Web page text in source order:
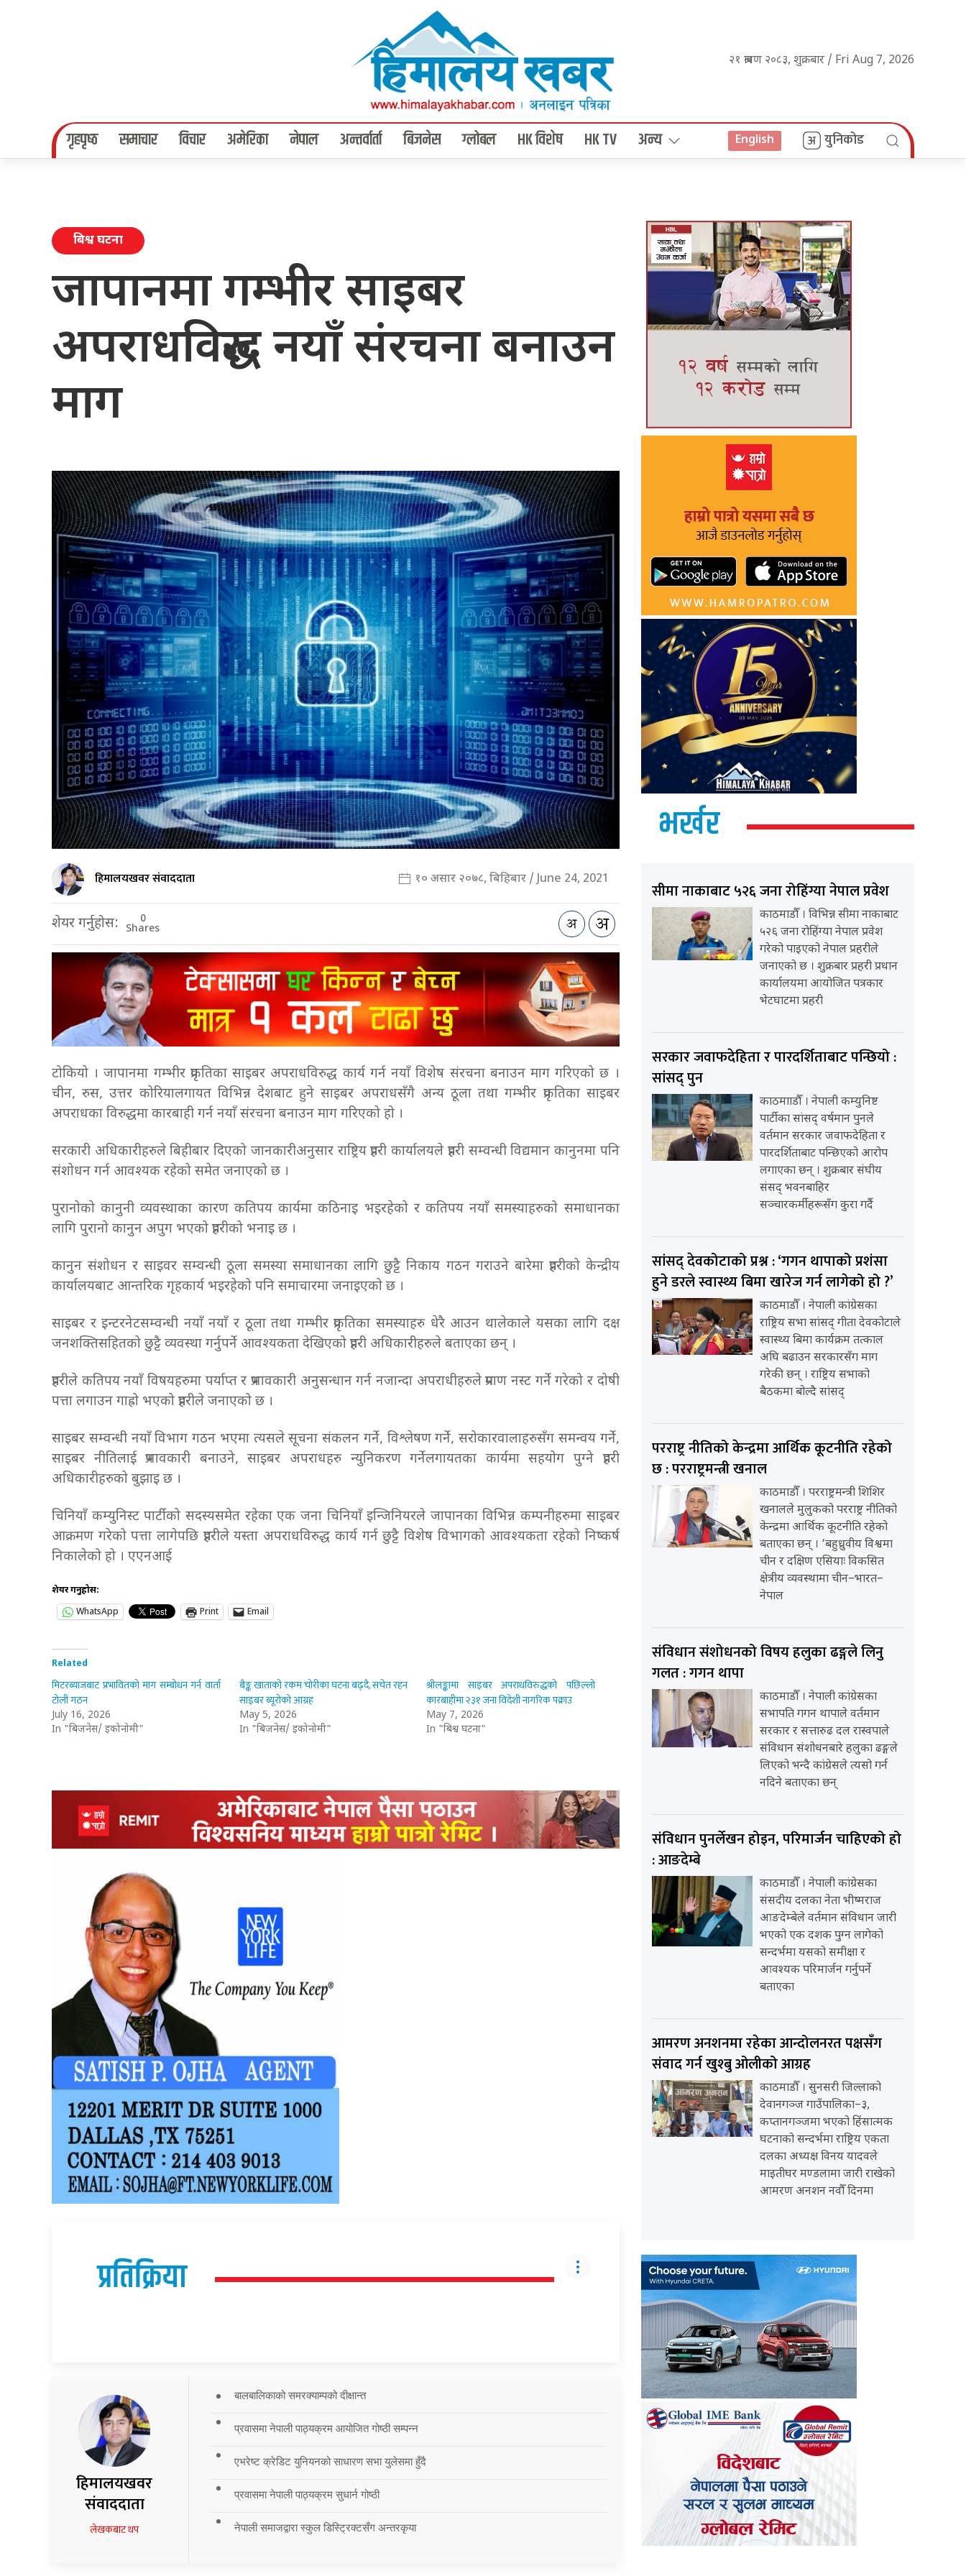
२१ श्रावण २०८३, शुक्रबार / Fri Aug 7, 2026
गृहपृष्‍ठ समाचार विचार अमेरिका नेपाल अन्तर्वार्ता बिजनेस ग्लोबल HK विशेष HK TV अन्य English युनिकोड
बिश्व घटना
जापानमा गम्भीर साइबर
अपराधविरुद्ध नयाँ संरचना बनाउन
माग
हिमालयखवर संवाददाता १० असार २०७८, बिहिबार / June 24, 2021
शेयर गर्नुहोस: 0
Shares
टोकियो । जापानमा गम्भीर प्रकृतिका साइबर अपराधविरुद्ध कार्य गर्न नयाँ विशेष संरचना बनाउन माग गरिएको छ ।
चीन, रुस, उत्तर कोरियालगायत विभिन्न देशबाट हुने साइबर अपराधसँगै अन्य ठूला तथा गम्भीर प्रकृतिका साइबर
अपराधका विरुद्धमा कारबाही गर्न नयाँ संरचना बनाउन माग गरिएको हो ।
सरकारी अधिकारीहरुले बिहीबार दिएको जानकारीअनुसार राष्ट्रिय प्रहरी कार्यालयले प्रहरी सम्वन्धी विद्यमान कानुनमा पनि
संशोधन गर्न आवश्यक रहेको समेत जनाएको छ ।
पुरानोको कानुनी व्यवस्थाका कारण कतिपय कार्यमा कठिनाइ भइरहेको र कतिपय नयाँ समस्याहरुको समाधानका
लागि पुरानो कानुन अपुग भएको प्रहरीको भनाइ छ ।
कानुन संशोधन र साइवर सम्वन्धी ठूला समस्या समाधानका लागि छुट्टै निकाय गठन गराउने बारेमा प्रहरीको केन्द्रीय
कार्यालयबाट आन्तरिक गृहकार्य भइरहेको पनि समाचारमा जनाइएको छ ।
साइबर र इन्टरनेटसम्वन्धी नयाँ नयाँ र ठूला तथा गम्भीर प्रकृतिका समस्याहरु धेरै आउन थालेकाले यसका लागि दक्ष
जनशक्तिसहितको छुट्टै व्यवस्था गर्नुपर्ने आवश्यकता देखिएको प्रहरी अधिकारीहरुले बताएका छन् ।
प्रहरीले कतिपय नयाँ विषयहरुमा पर्याप्त र प्रभावकारी अनुसन्धान गर्न नजान्दा अपराधीहरुले प्रमाण नस्ट गर्ने गरेको र दोषी
पत्ता लगाउन गाह्रो भएको प्रहरीले जनाएको छ ।
साइबर सम्वन्धी नयाँ विभाग गठन भएमा त्यसले सूचना संकलन गर्ने, विश्लेषण गर्ने, सरोकारवालाहरुसँग समन्वय गर्ने,
साइबर नीतिलाई प्रभावकारी बनाउने, साइबर अपराधहरु न्युनिकरण गर्नेलगायतका कार्यमा सहयोग पुग्ने प्रहरी
अधिकारीहरुको बुझाइ छ ।
चिनियाँ कम्युनिस्ट पार्टीको सदस्यसमेत रहेका एक जना चिनियाँ इन्जिनियरले जापानका विभिन्न कम्पनीहरुमा साइबर
आक्रमण गरेको पत्ता लागेपछि प्रहरीले यस्ता अपराधविरुद्ध कार्य गर्न छुट्टै विशेष विभागको आवश्यकता रहेको निष्कर्ष
निकालेको हो । एएनआई
शेयर गर्नुहोस:
WhatsApp
Print Email
Related
मिटरब्याजबाट प्रभावितको माग सम्बोधन गर्न वार्ता
टोली गठन
July 16, 2026
In "बिजनेस/ इकोनोमी"
बैङ्क खाताको रकम चोरीका घटना बढ्दै, सचेत रहन
साइबर ब्यूरोको आग्रह
May 5, 2026
In "बिजनेस/ इकोनोमी"
श्रीलङ्कामा साइबर अपराधविरुद्धको पछिल्लो
कारबाहीमा २३१ जना विदेशी नागरिक पक्राउ
May 7, 2026
In "बिश्व घटना"
प्रतिक्रिया
हिमालयखवर
संवाददाता
लेखकबाट थप
बालबालिकाको समरक्याम्पको दीक्षान्त
प्रवासमा नेपाली पाठ्यक्रम आयोजित गोष्ठी सम्पन्न
एभरेष्ट क्रेडिट युनियनको साधारण सभा युलेसमा हुँदै
प्रवासमा नेपाली पाठ्यक्रम सुधार्न गोष्ठी
नेपाली समाजद्वारा स्कुल डिस्ट्रिक्टसँग अन्तरकृया
भर्खर
सीमा नाकाबाट ५२६ जना रोहिंग्या नेपाल प्रवेश
काठमाडौँ । विभिन्न सीमा नाकाबाट
५२६ जना रोहिंग्या नेपाल प्रवेश
गरेको पाइएको नेपाल प्रहरीले
जनाएको छ । शुक्रबार प्रहरी प्रधान
कार्यालयमा आयोजित पत्रकार
भेटघाटमा प्रहरी
सरकार जवाफदेहिता र पारदर्शिताबाट पन्छियो :
सांसद् पुन
काठमााडौँ । नेपाली कम्युनिष्ट
पार्टीका सांसद् वर्षमान पुनले
वर्तमान सरकार जवाफदेहिता र
पारदर्शिताबाट पन्छिएको आरोप
लगाएका छन् । शुक्रबार संघीय
संसद् भवनबाहिर
सञ्चारकर्मीहरूसँग कुरा गर्दै
सांसद् देवकोटाको प्रश्न : ‘गगन थापाको प्रशंसा
हुने डरले स्वास्थ्य बिमा खारेज गर्न लागेको हो ?’
काठमाडौँ । नेपाली कांग्रेसका
राष्ट्रिय सभा सांसद् गीता देवकोटाले
स्वास्थ्य बिमा कार्यक्रम तत्काल
अघि बढाउन सरकारसँग माग
गरेकी छन् । राष्ट्रिय सभाको
बैठकमा बोल्दै सांसद्
परराष्ट्र नीतिको केन्द्रमा आर्थिक कूटनीति रहेको
छ : परराष्ट्रमन्त्री खनाल
काठमाडौँ । परराष्ट्रमन्त्री शिशिर
खनालले मुलुकको परराष्ट्र नीतिको
केन्द्रमा आर्थिक कूटनीति रहेको
बताएका छन् । ‘बहुध्रुवीय विश्वमा
चीन र दक्षिण एसियाः विकसित
क्षेत्रीय व्यवस्थामा चीन–भारत–
नेपाल
संविधान संशोधनको विषय हलुका ढङ्गले लिनु
गलत : गगन थापा
काठमाडौँ । नेपाली कांग्रेसका
सभापति गगन थापाले वर्तमान
सरकार र सत्तारुढ दल रास्वपाले
संविधान संशोधनबारे हलुका ढङ्गले
लिएको भन्दै कांग्रेसले त्यसो गर्न
नदिने बताएका छन्
संविधान पुनर्लेखन होइन, परिमार्जन चाहिएको हो
: आङदेम्बे
काठमाडौँ । नेपाली कांग्रेसका
संसदीय दलका नेता भीष्मराज
आङदेम्बेले वर्तमान संविधान जारी
भएको एक दशक पुग्न लागेको
सन्दर्भमा यसको समीक्षा र
आवश्यक परिमार्जन गर्नुपर्ने
बताएका
आमरण अनशनमा रहेका आन्दोलनरत पक्षसँग
संवाद गर्न खुश्बु ओलीको आग्रह
काठमाडौँ । सुनसरी जिल्लाको
देवानगञ्ज गाउँपालिका–३,
कप्तानगञ्जमा भएको हिंसात्मक
घटनाको सन्दर्भमा राष्ट्रिय एकता
दलका अध्यक्ष विनय यादवले
माइतीघर मण्डलामा जारी राखेको
आमरण अनशन नवौँ दिनमा